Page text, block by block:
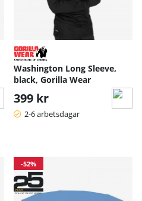
Washington Long Sleeve,
black, Gorilla Wear
399 kr
2-6 arbetsdagar
-52%